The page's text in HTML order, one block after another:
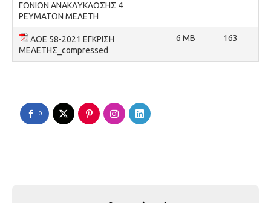
ΓΩΝΙΩΝ ΑΝΑΚΛΥΚΛΩΣΗΣ 4
ΡΕΥΜΑΤΩΝ ΜΕΛΕΤΗ
ΑΟΕ 58-2021 ΕΓΚΡΙΣΗ
ΜΕΛΕΤΗΣ_compressed
6 MB 163
0